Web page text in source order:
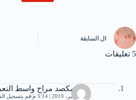
ال السابقة
5 تعليقات
مهند مكصد مراح واسط
29 ديسمبر، 2019 | 5:14 م قم بتسجيل